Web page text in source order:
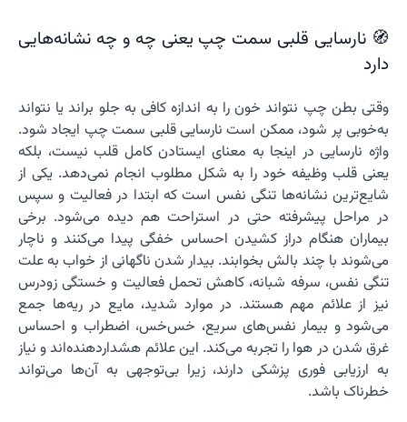
🧭 نارسایی قلبی سمت چپ یعنی چه و چه نشانه‌هایی
دارد
وقتی بطن چپ نتواند خون را به اندازه کافی به جلو براند یا نتواند
به‌خوبی پر شود، ممکن است نارسایی قلبی سمت چپ ایجاد شود.
واژه نارسایی در اینجا به معنای ایستادن کامل قلب نیست، بلکه
یعنی قلب وظیفه خود را به شکل مطلوب انجام نمی‌دهد. یکی از
شایع‌ترین نشانه‌ها تنگی نفس است که ابتدا در فعالیت و سپس
در مراحل پیشرفته حتی در استراحت هم دیده می‌شود. برخی
بیماران هنگام دراز کشیدن احساس خفگی پیدا می‌کنند و ناچار
می‌شوند با چند بالش بخوابند. بیدار شدن ناگهانی از خواب به علت
تنگی نفس، سرفه شبانه، کاهش تحمل فعالیت و خستگی زودرس
نیز از علائم مهم هستند. در موارد شدید، مایع در ریه‌ها جمع
می‌شود و بیمار نفس‌های سریع، خس‌خس، اضطراب و احساس
غرق شدن در هوا را تجربه می‌کند. این علائم هشداردهنده‌اند و نیاز
به ارزیابی فوری پزشکی دارند، زیرا بی‌توجهی به آن‌ها می‌تواند
خطرناک باشد.